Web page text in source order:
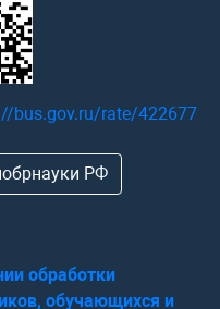
bus.gov.ru/rate/422677
РФ
обработки
обучающихся и